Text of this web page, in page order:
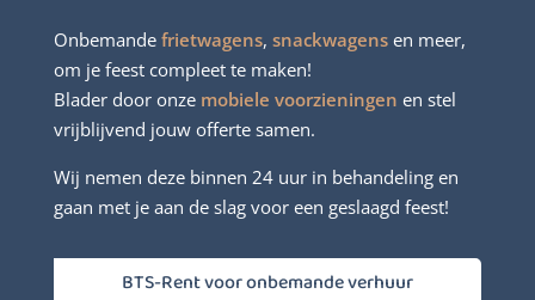
Onbemande frietwagens, snackwagensen meer,
om je feest compleet te maken!
Blader door onze mobiele voorzieningen en stel
vrijblijvend jouw offerte samen.
Wij nemen deze binnen 24 uur in behandeling en
gaan met je aan de slag voor een geslaagd feest!
BTS-Rent voor onbemande verhuur